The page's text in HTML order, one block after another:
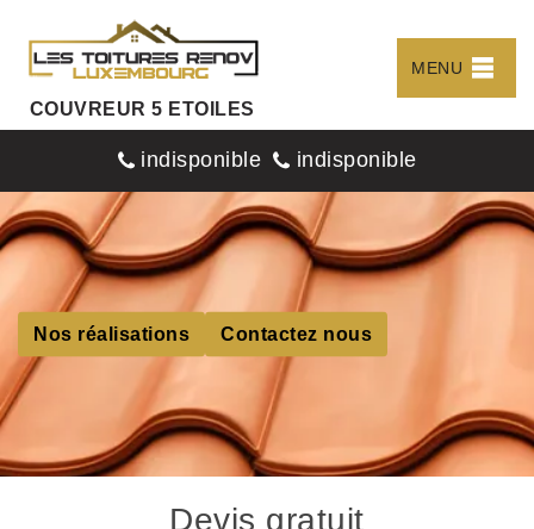
COUVREUR 5 ETOILES
MENU
indisponible indisponible
Nos réalisations Contactez nous
Devis gratuit